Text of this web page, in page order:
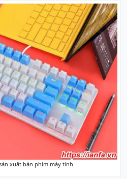
xuất bàn phím máy tính